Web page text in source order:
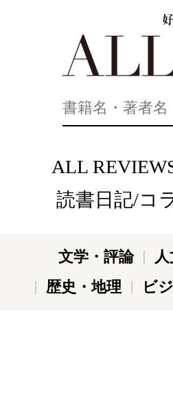
ALL
読書日記/コ
文学・評論
歴史・地理
ビ